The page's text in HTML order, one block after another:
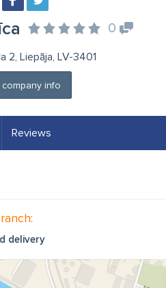
0
2, Liepāja, LV-3401
info
Reviews
delivery